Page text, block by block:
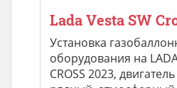
Lada Vesta SW
Установка
оборудования на
CROSS 2023,